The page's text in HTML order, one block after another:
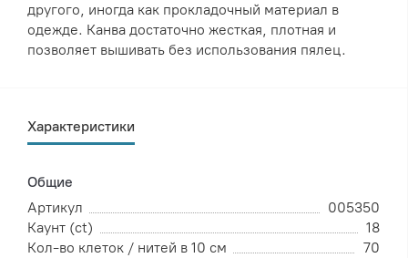
другого, иногда как прокладочный материал в
одежде. Канва достаточно жесткая, плотная и
позволяет вышивать без использования пялец.
Характеристики
Общие
Артикул
005350
Каунт (ct)
18
Кол-во клеток / нитей в 10 см
70